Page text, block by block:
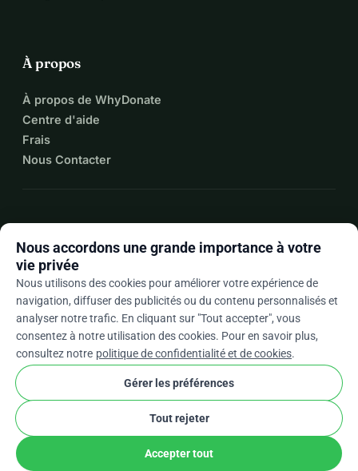
À propos
À propos de WhyDonate
Centre d'aide
Frais
Nous Contacter
Fr arrow_drop_down
★★★★★4,9 / 5 sur la base de 500+ avis
WhyDonateConfidentialité et cookies
Conditions générales
Paramètres Des Cookies
stripe checkPartenaire Vérifié
Nous accordons une grande importance à votre
vie privée
Nous utilisons des cookies pour améliorer votre expérience de
navigation, diffuser des publicités ou du contenu personnalisés et
analyser notre trafic. En cliquant sur "Tout accepter", vous
consentez à notre utilisation des cookies. Pour en savoir plus,
consultez notre politique de confidentialité et de cookies.
Gérer les préférences
Tout rejeter
Accepter tout